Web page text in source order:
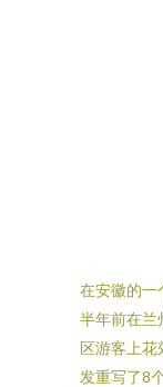
在安徽的一
半年前在兰
区游客上
发重写了8